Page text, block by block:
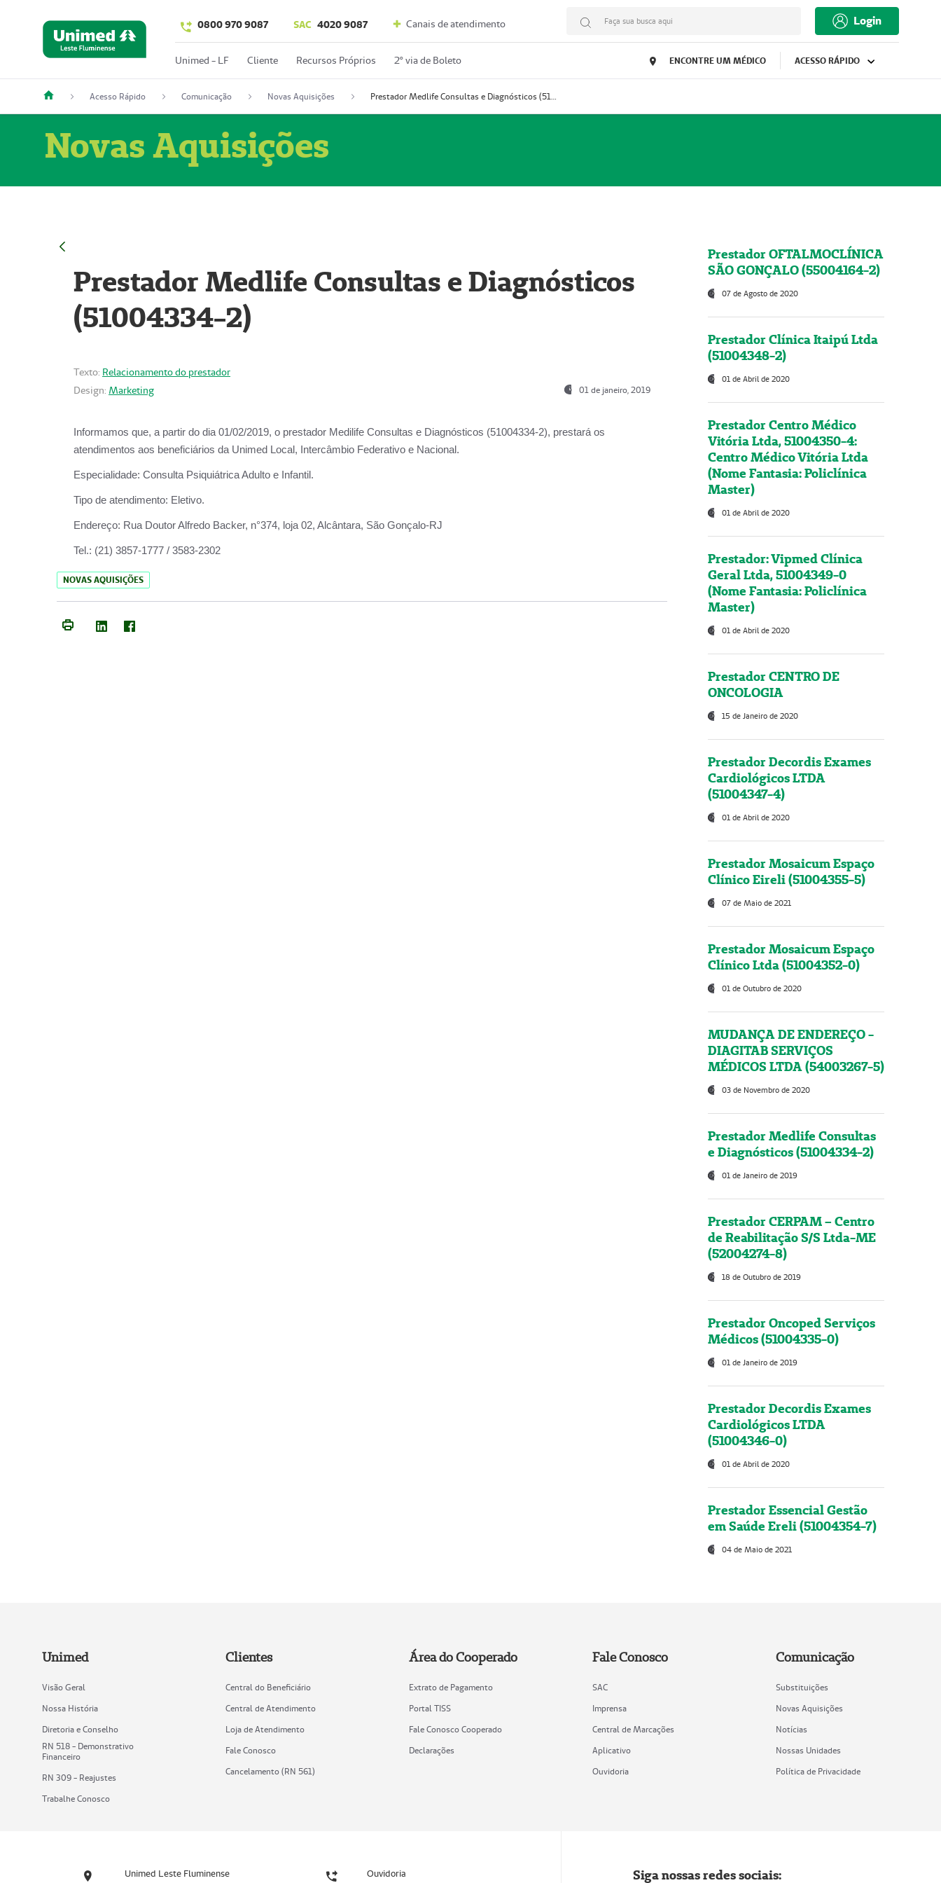
0800 970 9087 SAC 4020 9087 Canais de atendimento Faça sua busca aqui Login
Unimed - LF Cliente Recursos Próprios 2º via de Boleto ENCONTRE UM MÉDICO ACESSO RÁPIDO
Acesso Rápido Comunicação Novas Aquisições Prestador Medlife Consultas e Diagnósticos (51004334-2)
Novas Aquisições
Prestador Medlife Consultas e Diagnósticos
(51004334-2)
Texto: Relacionamento do prestador
Design: Marketing 01 de janeiro, 2019
Informamos que, a partir do dia 01/02/2019, o prestador Medilife Consultas e Diagnósticos (51004334-2), prestará os
atendimentos aos beneficiários da Unimed Local, Intercâmbio Federativo e Nacional.
Especialidade: Consulta Psiquiátrica Adulto e Infantil.
Tipo de atendimento: Eletivo.
Endereço: Rua Doutor Alfredo Backer, n°374, loja 02, Alcântara, São Gonçalo-RJ
Tel.: (21) 3857-1777 / 3583-2302
NOVAS AQUISIÇÕES
Prestador OFTALMOCLÍNICA
SÃO GONÇALO (55004164-2)
07 de Agosto de 2020
Prestador Clínica Itaipú Ltda
(51004348-2)
01 de Abril de 2020
Prestador Centro Médico
Vitória Ltda, 51004350-4:
Centro Médico Vitória Ltda
(Nome Fantasia: Policlínica
Master)
01 de Abril de 2020
Prestador: Vipmed Clínica
Geral Ltda, 51004349-0
(Nome Fantasia: Policlínica
Master)
01 de Abril de 2020
Prestador CENTRO DE
ONCOLOGIA
15 de Janeiro de 2020
Prestador Decordis Exames
Cardiológicos LTDA
(51004347-4)
01 de Abril de 2020
Prestador Mosaicum Espaço
Clínico Eireli (51004355-5)
07 de Maio de 2021
Prestador Mosaicum Espaço
Clínico Ltda (51004352-0)
01 de Outubro de 2020
MUDANÇA DE ENDEREÇO -
DIAGITAB SERVIÇOS
MÉDICOS LTDA (54003267-5)
03 de Novembro de 2020
Prestador Medlife Consultas
e Diagnósticos (51004334-2)
01 de Janeiro de 2019
Prestador CERPAM – Centro
de Reabilitação S/S Ltda-ME
(52004274-8)
18 de Outubro de 2019
Prestador Oncoped Serviços
Médicos (51004335-0)
01 de Janeiro de 2019
Prestador Decordis Exames
Cardiológicos LTDA
(51004346-0)
01 de Abril de 2020
Prestador Essencial Gestão
em Saúde Ereli (51004354-7)
04 de Maio de 2021
Unimed
Visão Geral
Nossa História
Diretoria e Conselho
RN 518 - Demonstrativo
Financeiro
RN 309 - Reajustes
Trabalhe Conosco
Clientes
Central do Beneficiário
Central de Atendimento
Loja de Atendimento
Fale Conosco
Cancelamento (RN 561)
Área do Cooperado
Extrato de Pagamento
Portal TISS
Fale Conosco Cooperado
Declarações
Fale Conosco
SAC
Imprensa
Central de Marcações
Aplicativo
Ouvidoria
Comunicação
Substituições
Novas Aquisições
Notícias
Nossas Unidades
Política de Privacidade
Unimed Leste Fluminense Ouvidoria Siga nossas redes sociais: